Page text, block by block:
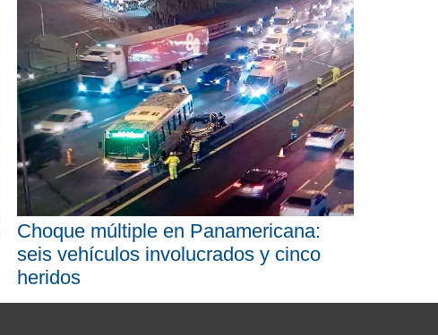
Choque múltiple en Panamericana:
seis vehículos involucrados y cinco
heridos